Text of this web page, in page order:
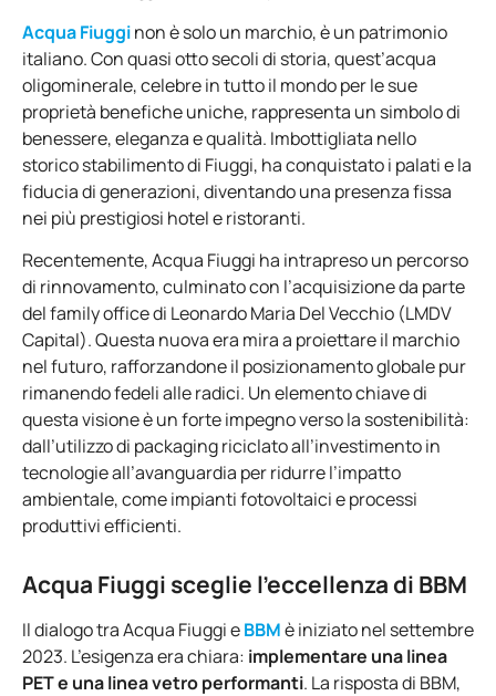
Acqua Fiugginon è solo un marchio, è un patrimonio
italiano. Con quasi otto secoli di storia, quest’acqua
oligominerale, celebre in tutto il mondo per le sue
proprietà benefiche uniche, rappresenta un simbolo di
benessere, eleganza e qualità. Imbottigliata nello
storico stabilimento di Fiuggi, ha conquistato i palati e la
fiducia di generazioni, diventando una presenza fissa
nei più prestigiosi hotel e ristoranti.
Recentemente, Acqua Fiuggi ha intrapreso un percorso
di rinnovamento, culminato con l’acquisizione da parte
del family office di Leonardo Maria Del Vecchio (LMDV
Capital). Questa nuova era mira a proiettare il marchio
nel futuro, rafforzandone il posizionamento globale pur
rimanendo fedeli alle radici. Un elemento chiave di
questa visione è un forte impegno verso la sostenibilità:
dall’utilizzo di packaging riciclato all’investimento in
tecnologie all’avanguardia per ridurre l’impatto
ambientale, come impianti fotovoltaici e processi
produttivi efficienti.
Acqua Fiuggi sceglie l’eccellenza di BBM
Il dialogo tra Acqua Fiuggi eBBMè iniziato nel settembre
2023. L’esigenza era chiara: implementare una linea
PET e una linea vetro performanti. La risposta di BBM,